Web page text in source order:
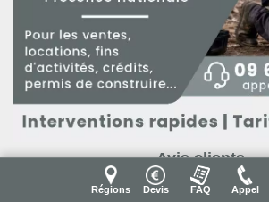
Avis clients
4,8★★★★★ Note sur 5
Régions Devis FAQ Appel